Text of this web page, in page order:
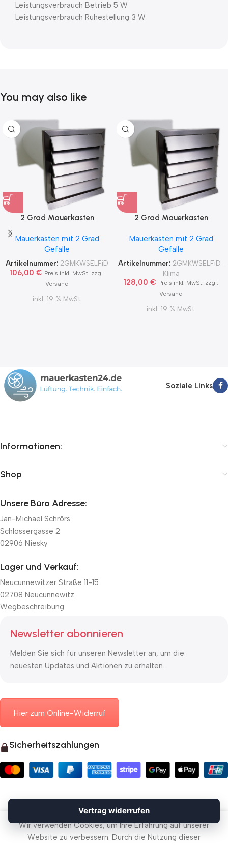
Leistungsverbrauch Betrieb 5 W
Leistungsverbrauch Ruhestellung 3 W
You may also like
2 Grad Mauerkasten
Kondensatablauf auch mit
Blower Door Test und
Zertifikat Ø100, 125, 150
2Grad MKWSELFiD
Mauerkasten mit 2 Grad
Gefälle
Artikelnummer: 2GMKWSELFiD
106,00 € Preis inkl. MwSt. zzgl.
Versand
inkl. 19 % MwSt.
2 Grad Mauerkasten
Kondensatablauf für
Klimageräte Ø150 2Grad
MKWSELFiD
Mauerkasten mit 2 Grad
Gefälle
Artikelnummer: 2GMKWSELFiD-
Klima
128,00 € Preis inkl. MwSt. zzgl.
Versand
inkl. 19 % MwSt.
Soziale Links
Informationen:
Shop
Unsere Büro Adresse:
Jan-Michael Schrörs
Schlossergasse 2
02906 Niesky
Lager und Verkauf:
Neucunnewitzer Straße 11-15
02708 Neucunnewitz
Wegbeschreibung
Newsletter abonnieren
Melden Sie sich für unseren Newsletter an, um die
neuesten Updates und Aktionen zu erhalten.
Hier zum Online-Widerruf
Sicherheitszahlungen
© 2026 Mauerkasten24.de
Wir verwenden Cookies, um Ihre Erfahrung auf unserer
Website zu verbessern. Durch die Nutzung dieser
Vertrag widerrufen
Vertrag widerrufen